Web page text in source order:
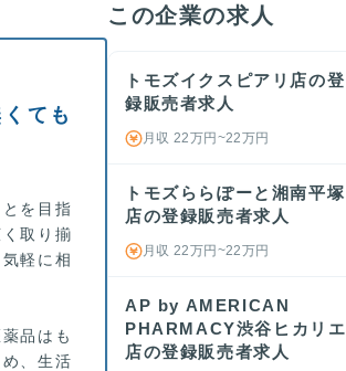
ても
を目指
取り揃
軽に相
品はも
、生活
この企業の求人
トモズイクスピアリ店の登
録販売者求人
月収 22万円~22万円
トモズららぽーと湘南平塚
店の登録販売者求人
月収 22万円~22万円
AP by AMERICAN
PHARMACY渋谷ヒカリエ
店の登録販売者求人